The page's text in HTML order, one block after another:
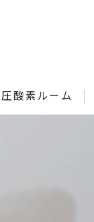
酸素ルーム